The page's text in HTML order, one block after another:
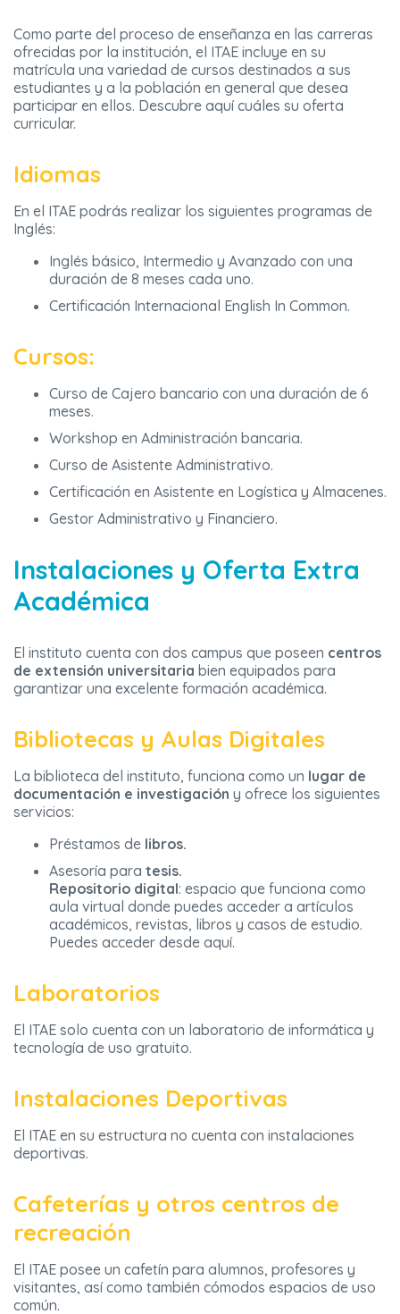
Como parte del proceso de enseñanza en las carreras
ofrecidas por la institución, el ITAE incluye en su
matrícula una variedad de cursos destinados a sus
estudiantes y a la población en general que desea
participar en ellos. Descubre aquí cuáles su oferta
curricular.
Idiomas
En el ITAE podrás realizar los siguientes programas de
Inglés:
Inglés básico, Intermedio y Avanzado con una
duración de 8 meses cada uno.
Certificación Internacional English In Common.
Cursos:
Curso de Cajero bancario con una duración de 6
meses.
Workshop en Administración bancaria.
Curso de Asistente Administrativo.
Certificación en Asistente en Logística y Almacenes.
Gestor Administrativo y Financiero.
Instalaciones y Oferta Extra
Académica
El instituto cuenta con dos campus que poseen centros
de extensión universitaria bien equipados para
garantizar una excelente formación académica.
Bibliotecas y Aulas Digitales
La biblioteca del instituto, funciona como un lugar de
documentación e investigación y ofrece los siguientes
servicios:
Préstamos de libros.
Asesoría para tesis.
Repositorio digital: espacio que funciona como
aula virtual donde puedes acceder a artículos
académicos, revistas, libros y casos de estudio.
Puedes acceder desde aquí.
Laboratorios
El ITAE solo cuenta con un laboratorio de informática y
tecnología de uso gratuito.
Instalaciones Deportivas
El ITAE en su estructura no cuenta con instalaciones
deportivas.
Cafeterías y otros centros de
recreación
El ITAE posee un cafetín para alumnos, profesores y
visitantes, así como también cómodos espacios de uso
común.